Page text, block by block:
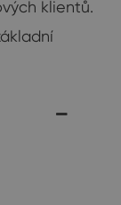
klientů.